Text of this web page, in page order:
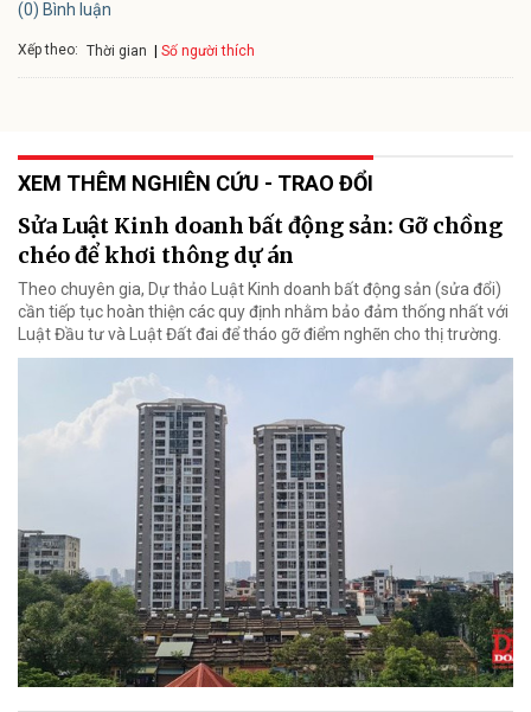
(0) Bình luận
Xếp theo: Thời gian Số người thích
XEM THÊM NGHIÊN CỨU - TRAO ĐỔI
Sửa Luật Kinh doanh bất động sản: Gỡ chồng
chéo để khơi thông dự án
Theo chuyên gia, Dự thảo Luật Kinh doanh bất động sản (sửa đổi)
cần tiếp tục hoàn thiện các quy định nhằm bảo đảm thống nhất với
Luật Đầu tư và Luật Đất đai để tháo gỡ điểm nghẽn cho thị trường.